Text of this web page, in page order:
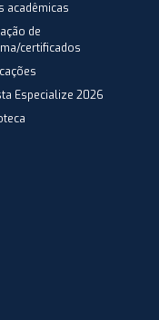
acadêmicas
de
certificados
Especialize 2026